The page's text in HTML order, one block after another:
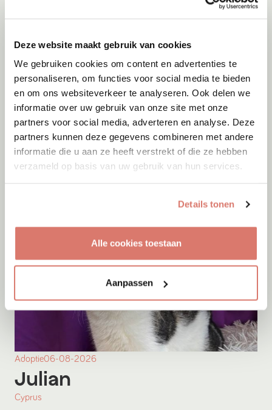
Deze website maakt gebruik van cookies
We gebruiken cookies om content en advertenties te
personaliseren, om functies voor social media te bieden
en om ons websiteverkeer te analyseren. Ook delen we
informatie over uw gebruik van onze site met onze
partners voor social media, adverteren en analyse. Deze
partners kunnen deze gegevens combineren met andere
informatie die u aan ze heeft verstrekt of die ze hebben
verzameld op basis van uw gebruik van hun services.
Details tonen
Alle cookies toestaan
Aanpassen
Adoptie 07-08-2026
Bulut
Amsterdam
Adoptie06-08-2026
Julian
Cyprus